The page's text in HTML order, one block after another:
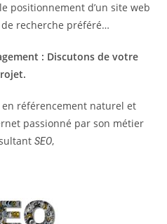
positionnement d’un site web
recherche préféré…
: Discutons de votre
référencement naturel et
passionné par son métier
SEO,